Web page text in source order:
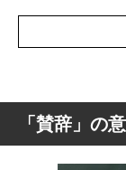
「賛辞
「賛辞」の